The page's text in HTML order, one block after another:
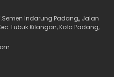
Indarung Padang,, Jalan
Lubuk Kilangan, Kota Padang,